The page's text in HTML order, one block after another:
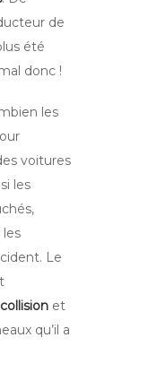
de
été
donc !
les
voitures
les
les
Le
et
qu’il a